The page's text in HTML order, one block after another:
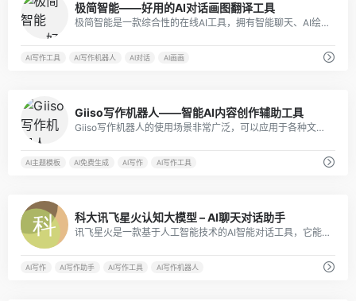
极简智能——好用的AI对话画图翻译工具
极简智能是一款综合性的在线AI工具，拥有智能聊天、AI绘画、创作、编写、翻译、写代码等多种功能。
AI写作工具 AI写作机器人 AI对话 AI画画
Giiso写作机器人——智能AI内容创作辅助工具
Giiso写作机器人的使用场景非常广泛，可以应用于各种文章、新闻、广告、策划、小说、论文等领域。无论是在自媒体、企业宣传、教育、科技、医疗等行业，还是在日常生活中，Giiso写作机器人都能为用户提供高效便捷的写作支持。
AI主题模板 AI免费生成 AI写作 AI写作工具
科大讯飞星火认知大模型 – AI聊天对话助手
讯飞星火是一款基于人工智能技术的AI智能对话工具，它能够实现自然语言处理、语音识别、语义理解等功能，为用户提供更加智能化、个性化的服务。
AI写作 AI写作助手 AI写作工具 AI写作机器人